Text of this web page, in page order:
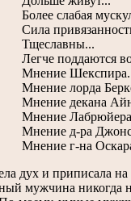
Более слабая
Сила
Тщеславны...
Легче поддаются
Мнение
Мнение лорда
Мнение декана
Мнение
Мнение д-ра
Мнение г-на
дух и приписала
мужчина никогда